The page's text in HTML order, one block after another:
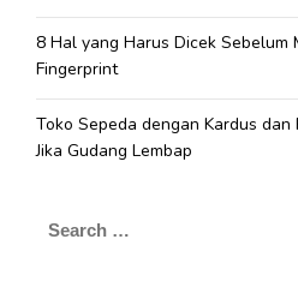
8 Hal yang Harus Dicek Sebelum
Fingerprint
Toko Sepeda dengan Kardus dan
Jika Gudang Lembap
Search